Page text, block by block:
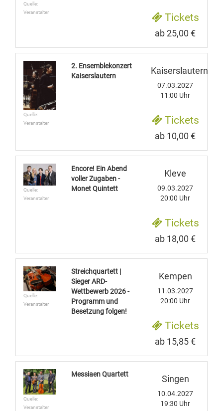
Quelle:
Veranstalter
Tickets
ab 25,00 €
Quelle:
Veranstalter
2. Ensemblekonzert
Kaiserslautern
Kaiserslautern
07.03.2027
11:00 Uhr
Tickets
ab 10,00 €
Quelle:
Veranstalter
Encore! Ein Abend
voller Zugaben -
Monet Quintett
Kleve
09.03.2027
20:00 Uhr
Tickets
ab 18,00 €
Quelle:
Veranstalter
Streichquartett |
Sieger ARD-
Wettbewerb 2026 -
Programm und
Besetzung folgen!
Kempen
11.03.2027
20:00 Uhr
Tickets
ab 15,85 €
Quelle:
Veranstalter
Messiaen Quartett Singen
10.04.2027
19:30 Uhr